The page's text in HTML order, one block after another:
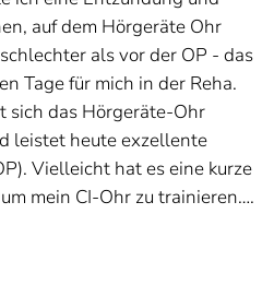
auf dem Hörgeräte Ohr
als vor der OP - das
Tage für mich in der Reha.
sich das Hörgeräte-Ohr
leistet heute exzellente
Vielleicht hat es eine kurze
mein CI-Ohr zu trainieren….